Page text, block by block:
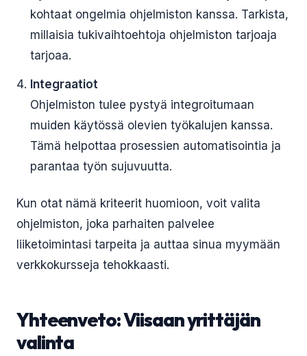
kohtaat ongelmia ohjelmiston kanssa. Tarkista,
millaisia tukivaihtoehtoja ohjelmiston tarjoaja
tarjoaa.
Integraatiot
Ohjelmiston tulee pystyä integroitumaan
muiden käytössä olevien työkalujen kanssa.
Tämä helpottaa prosessien automatisointia ja
parantaa työn sujuvuutta.
Kun otat nämä kriteerit huomioon, voit valita
ohjelmiston, joka parhaiten palvelee
liiketoimintasi tarpeita ja auttaa sinua myymään
verkkokursseja tehokkaasti.
Yhteenveto: Viisaan yrittäjän
valinta